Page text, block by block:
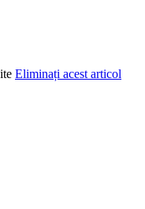
Eliminați acest articol